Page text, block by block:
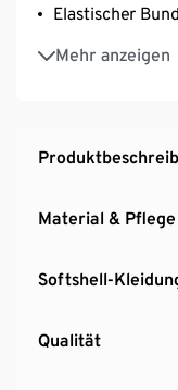
Elastischer
Mehr anzeigen
2 seitliche
Material & Pflege
Softshell-
Qualität